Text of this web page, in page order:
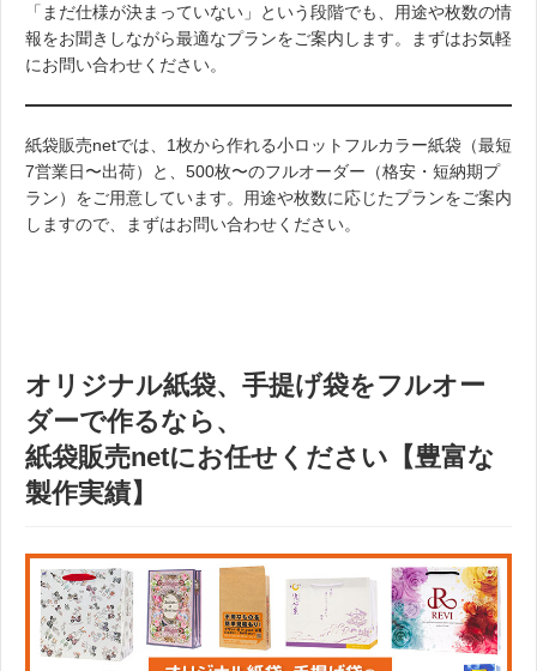
「まだ仕様が決まっていない」という段階でも、用途や枚数の情
報をお聞きしながら最適なプランをご案内します。まずはお気軽
にお問い合わせください。
紙袋販売netでは、1枚から作れる小ロットフルカラー紙袋（最短
7営業日〜出荷）と、500枚〜のフルオーダー（格安・短納期プ
ラン）をご用意しています。用途や枚数に応じたプランをご案内
しますので、まずはお問い合わせください。
オリジナル紙袋、手提げ袋をフルオー
ダーで作るなら、
紙袋販売netにお任せください【豊富な
製作実績】